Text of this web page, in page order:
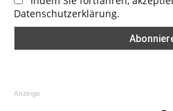
Datenschutzerklärung.
Anzeige